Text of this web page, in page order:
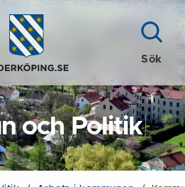
Sök
och Politik